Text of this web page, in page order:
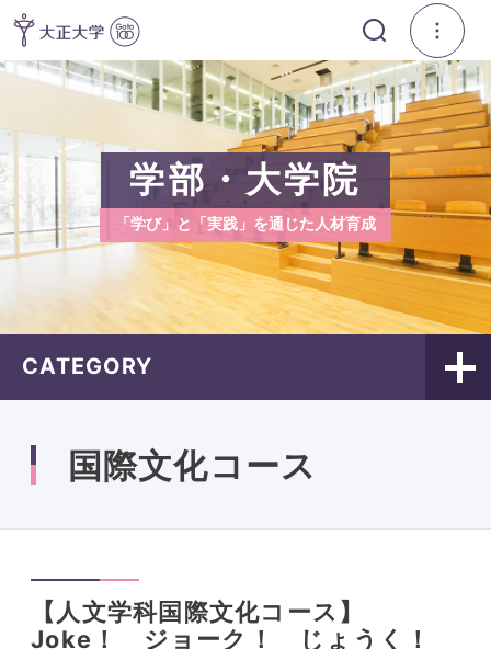
学部・大学院
「学び」と「実践」を通じた人材育成
CATEGORY
国際文化コース
【人文学科国際文化コース】
Joke！ ジョーク！ じょうく！